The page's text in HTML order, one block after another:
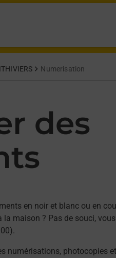
Numerisation
des
en noir et blanc ou en
la maison ? Pas de souci,
numérisations, photocopies